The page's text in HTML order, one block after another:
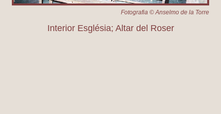
Fotografia © Anselmo de la Torre
Interior Església; Altar del Roser